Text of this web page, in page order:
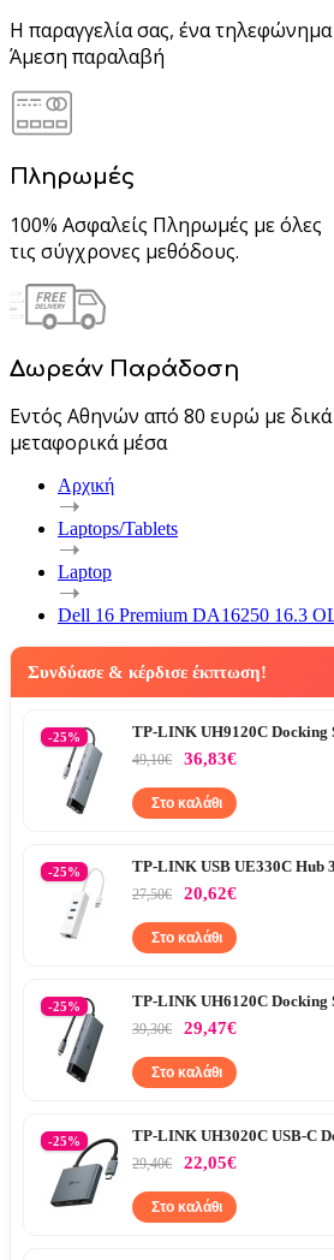
Η παραγγελία σας, ένα τηλεφώνημα
Άμεση παραλαβή
Πληρωμές
100% Ασφαλείς Πληρωμές με όλες
τις σύγχρονες μεθόδους.
Δωρεάν Παράδοση
Εντός Αθηνών από 80 ευρώ με
μεταφορικά μέσα
Αρχική
Laptops/Tablets
Laptop
Dell 16 Premium DA16250 16.3
Συνδύασε & κέρδισε έκπτωση!
-25% TP-LINK UH9120C Docking
49,10€ 36,83€
Στο καλάθι
-25% TP-LINK USB UE330C Hub
27,50€ 20,62€
Στο καλάθι
-25% TP-LINK UH6120C Docking
39,30€ 29,47€
Στο καλάθι
-25% TP-LINK UH3020C USB-C
29,40€ 22,05€
Στο καλάθι